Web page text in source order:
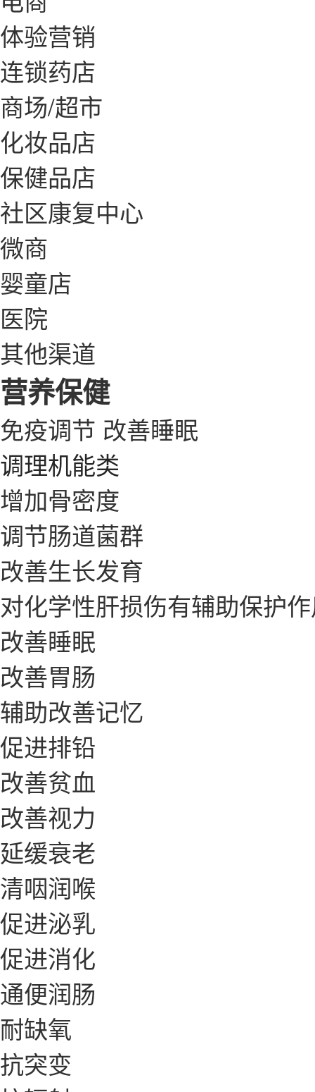
体验营销
连锁药店
商场/超市
化妆品店
保健品店
社区康复中心
微商
婴童店
医院
其他渠道
营养保健
免疫调节 改善睡眠
调理机能类
增加骨密度
调节肠道菌群
改善生长发育
对化学性肝损伤有辅助保护
改善睡眠
改善胃肠
辅助改善记忆
促进排铅
改善贫血
改善视力
延缓衰老
清咽润喉
促进泌乳
促进消化
通便润肠
耐缺氧
抗突变